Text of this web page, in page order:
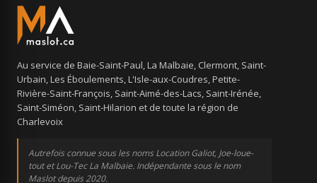
Au service de Baie-Saint-Paul, La Malbaie, Clermont, Saint-
Urbain, Les Éboulements, L'Isle-aux-Coudres, Petite-
Rivière-Saint-François, Saint-Aimé-des-Lacs, Saint-Irénée,
Saint-Siméon, Saint-Hilarion et de toute la région de
Charlevoix
Autrefois connue sous les noms Location Galiot, Joe-loue-
tout et Lou-Tec La Malbaie. Indépendante sous le nom
Maslot depuis 2020.